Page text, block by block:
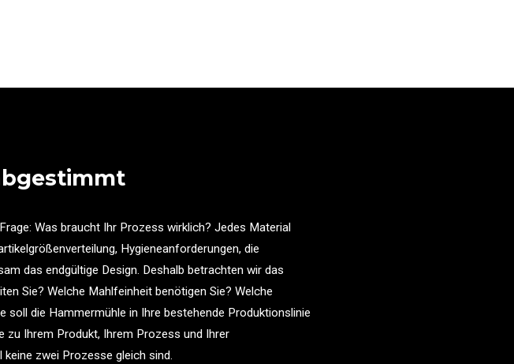
Was braucht Ihr Prozess wirklich? Jedes Material
Hygieneanforderungen, die
das endgültige Design. Deshalb betrachten wir das
Sie? Welche Mahlfeinheit benötigen Sie? Welche
soll die Hammermühle in Ihre bestehende Produktionslinie
zu Ihrem Produkt, Ihrem Prozess und Ihrer
zwei Prozesse gleich sind.